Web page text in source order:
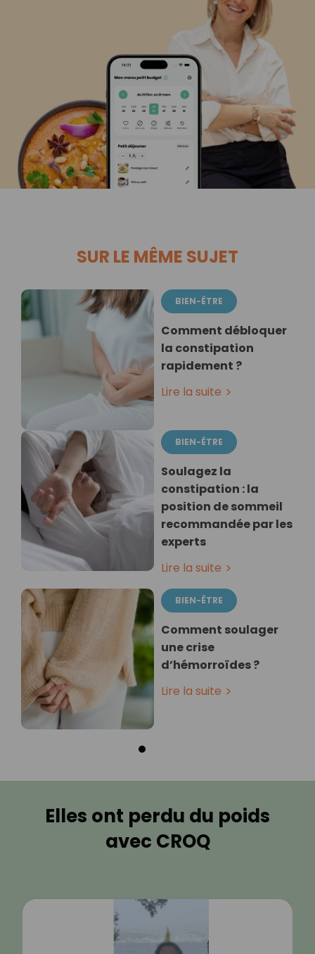
SUR LE MÊME SUJET
BIEN-ÊTRE
Comment débloquer
la constipation
rapidement ?
Lire la suite
BIEN-ÊTRE
Soulagez la
constipation : la
position de sommeil
recommandée par les
experts
Lire la suite
BIEN-ÊTRE
Comment soulager
une crise
d’hémorroïdes ?
Lire la suite
Elles ont perdu du poids
avec CROQ